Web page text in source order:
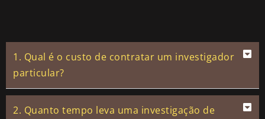
1. Qual é o custo de contratar um investigador
particular?
2. Quanto tempo leva uma investigação de